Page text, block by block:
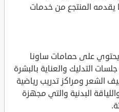
يقدمه المنتجع من خدمات
يحتوي على حمامات ساونا
التدليك والعناية بالبشرة
الشعر ومراكز تدريب رياضية
البدنية والتي مجهزة